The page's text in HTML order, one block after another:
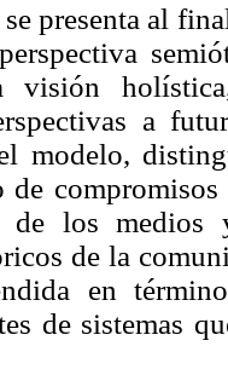
presenta al
visión
a
modelo,
de
de los medios
de la
en
de sistemas